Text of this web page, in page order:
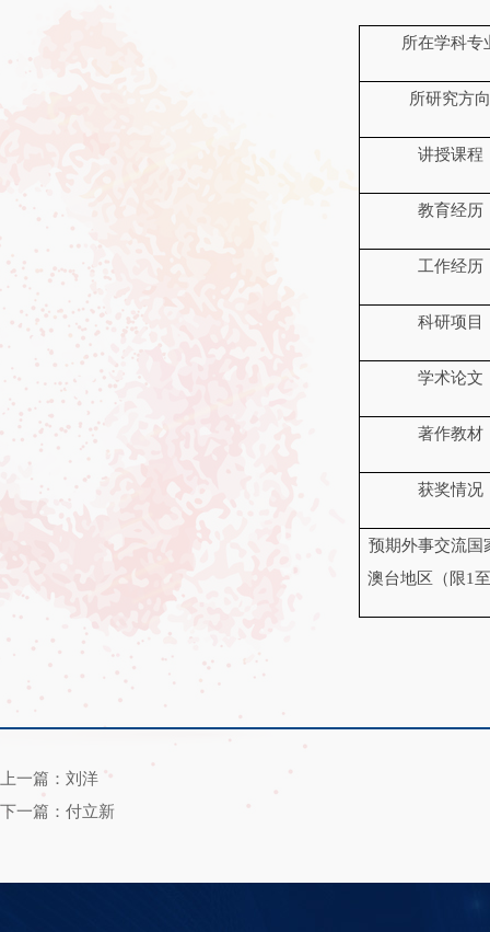
所在学科专
所研究方向
讲授课程
教育经历
工作经历
科研项目
学术论文
著作教材
获奖情况
预期外事交流国
澳台地区（限1至
上一篇：刘洋
下一篇：付立新